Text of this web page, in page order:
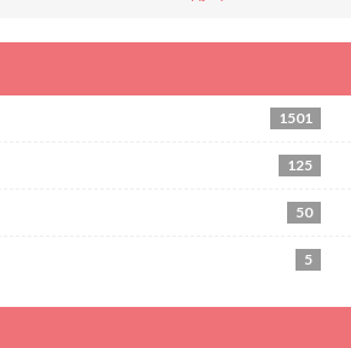
1501
125
50
5